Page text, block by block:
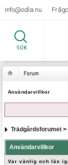
info@odla.nu
SÖK
Användarvillkor
Trädgårdsforumet>
Användarvillkor
Var vänlig och läs